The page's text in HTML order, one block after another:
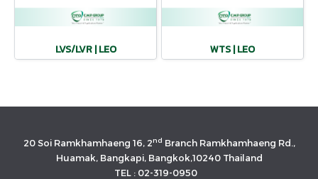
LVS/LVR | LEO WTS | LEO
20 Soi Ramkhamhaeng 16, 2nd Branch Ramkhamhaeng Rd.,
Huamak, Bangkapi, Bangkok,10240 Thailand
TEL : 02-319-0950